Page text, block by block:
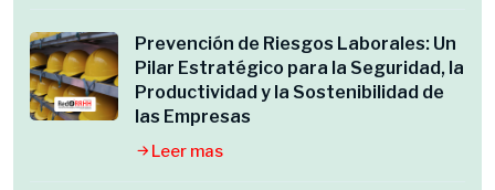
Prevención de Riesgos Laborales: Un
Pilar Estratégico para la Seguridad, la
Productividad y la Sostenibilidad de
las Empresas
Leer mas